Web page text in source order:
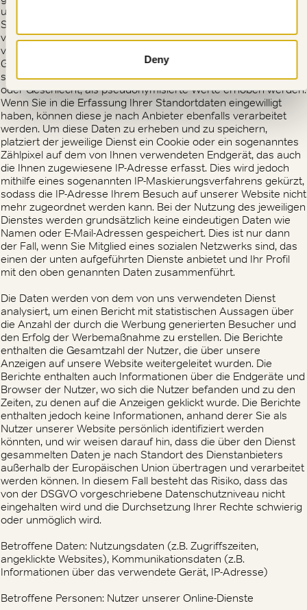
Deny
unserer Website Sie zugegriffen haben, wie lange Sie unsere
Seiten besucht haben und welche Interaktionen Sie dort
vorgenommen haben. Darüber hinaus werden Daten über den
von Ihnen verwendeten Browser, Computersystem und
Gerätetyp erhoben. Darüber hinaus können über einen
solchen Dienst auch demografische Informationen, wie Alter
oder Geschlecht, als pseudonymisierte Werte erhoben werden.
Wenn Sie in die Erfassung Ihrer Standortdaten eingewilligt
haben, können diese je nach Anbieter ebenfalls verarbeitet
werden. Um diese Daten zu erheben und zu speichern,
platziert der jeweilige Dienst ein Cookie oder ein sogenanntes
Zählpixel auf dem von Ihnen verwendeten Endgerät, das auch
die Ihnen zugewiesene IP-Adresse erfasst. Dies wird jedoch
mithilfe eines sogenannten IP-Maskierungsverfahrens gekürzt,
sodass die IP-Adresse Ihrem Besuch auf unserer Website nicht
mehr zugeordnet werden kann. Bei der Nutzung des jeweiligen
Dienstes werden grundsätzlich keine eindeutigen Daten wie
Namen oder E-Mail-Adressen gespeichert. Dies ist nur dann
der Fall, wenn Sie Mitglied eines sozialen Netzwerks sind, das
einen der unten aufgeführten Dienste anbietet und Ihr Profil
mit den oben genannten Daten zusammenführt.
Die Daten werden von dem von uns verwendeten Dienst
analysiert, um einen Bericht mit statistischen Aussagen über
die Anzahl der durch die Werbung generierten Besucher und
den Erfolg der Werbemaßnahme zu erstellen. Die Berichte
enthalten die Gesamtzahl der Nutzer, die über unsere
Anzeigen auf unsere Website weitergeleitet wurden. Die
Berichte enthalten auch Informationen über die Endgeräte und
Browser der Nutzer, wo sich die Nutzer befanden und zu den
Zeiten, zu denen auf die Anzeigen geklickt wurde. Die Berichte
enthalten jedoch keine Informationen, anhand derer Sie als
Nutzer unserer Website persönlich identifiziert werden
könnten, und wir weisen darauf hin, dass die über den Dienst
gesammelten Daten je nach Standort des Dienstanbieters
außerhalb der Europäischen Union übertragen und verarbeitet
werden können. In diesem Fall besteht das Risiko, dass das
von der DSGVO vorgeschriebene Datenschutzniveau nicht
eingehalten wird und die Durchsetzung Ihrer Rechte schwierig
oder unmöglich wird.
Betroffene Daten: Nutzungsdaten (z.B. Zugriffszeiten,
angeklickte Websites), Kommunikationsdaten (z.B.
Informationen über das verwendete Gerät, IP-Adresse)
Betroffene Personen: Nutzer unserer Online-Dienste